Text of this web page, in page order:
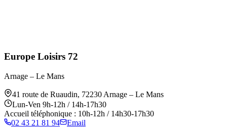
Europe Loisirs 72
Arnage – Le Mans
41 route de Ruaudin, 72230 Arnage – Le Mans
Lun-Ven 9h-12h / 14h-17h30
Accueil téléphonique : 10h-12h / 14h30-17h30
02 43 21 81 94
Email